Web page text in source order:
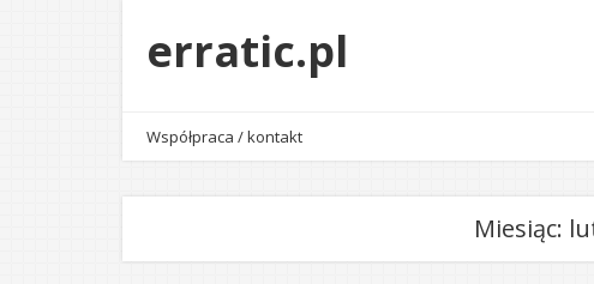
erratic.pl
Współpraca / kontakt
Miesiąc: